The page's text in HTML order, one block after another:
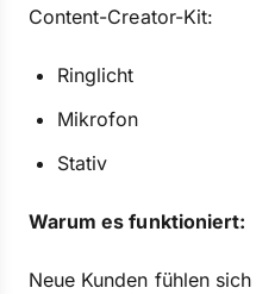
Content-Creator-Kit:
Ringlicht
Mikrofon
Stativ
Warum es funktioniert:
Neue Kunden fühlen